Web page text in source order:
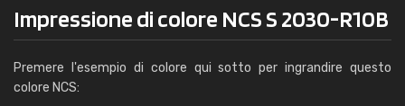
Impressione di colore NCS S 2030-R10B
Premere l'esempio di colore qui sotto per ingrandire questo
colore NCS: